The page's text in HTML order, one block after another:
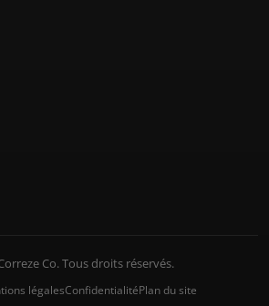
Co. Tous droits réservés.
légalesConfidentialitéPlan du site